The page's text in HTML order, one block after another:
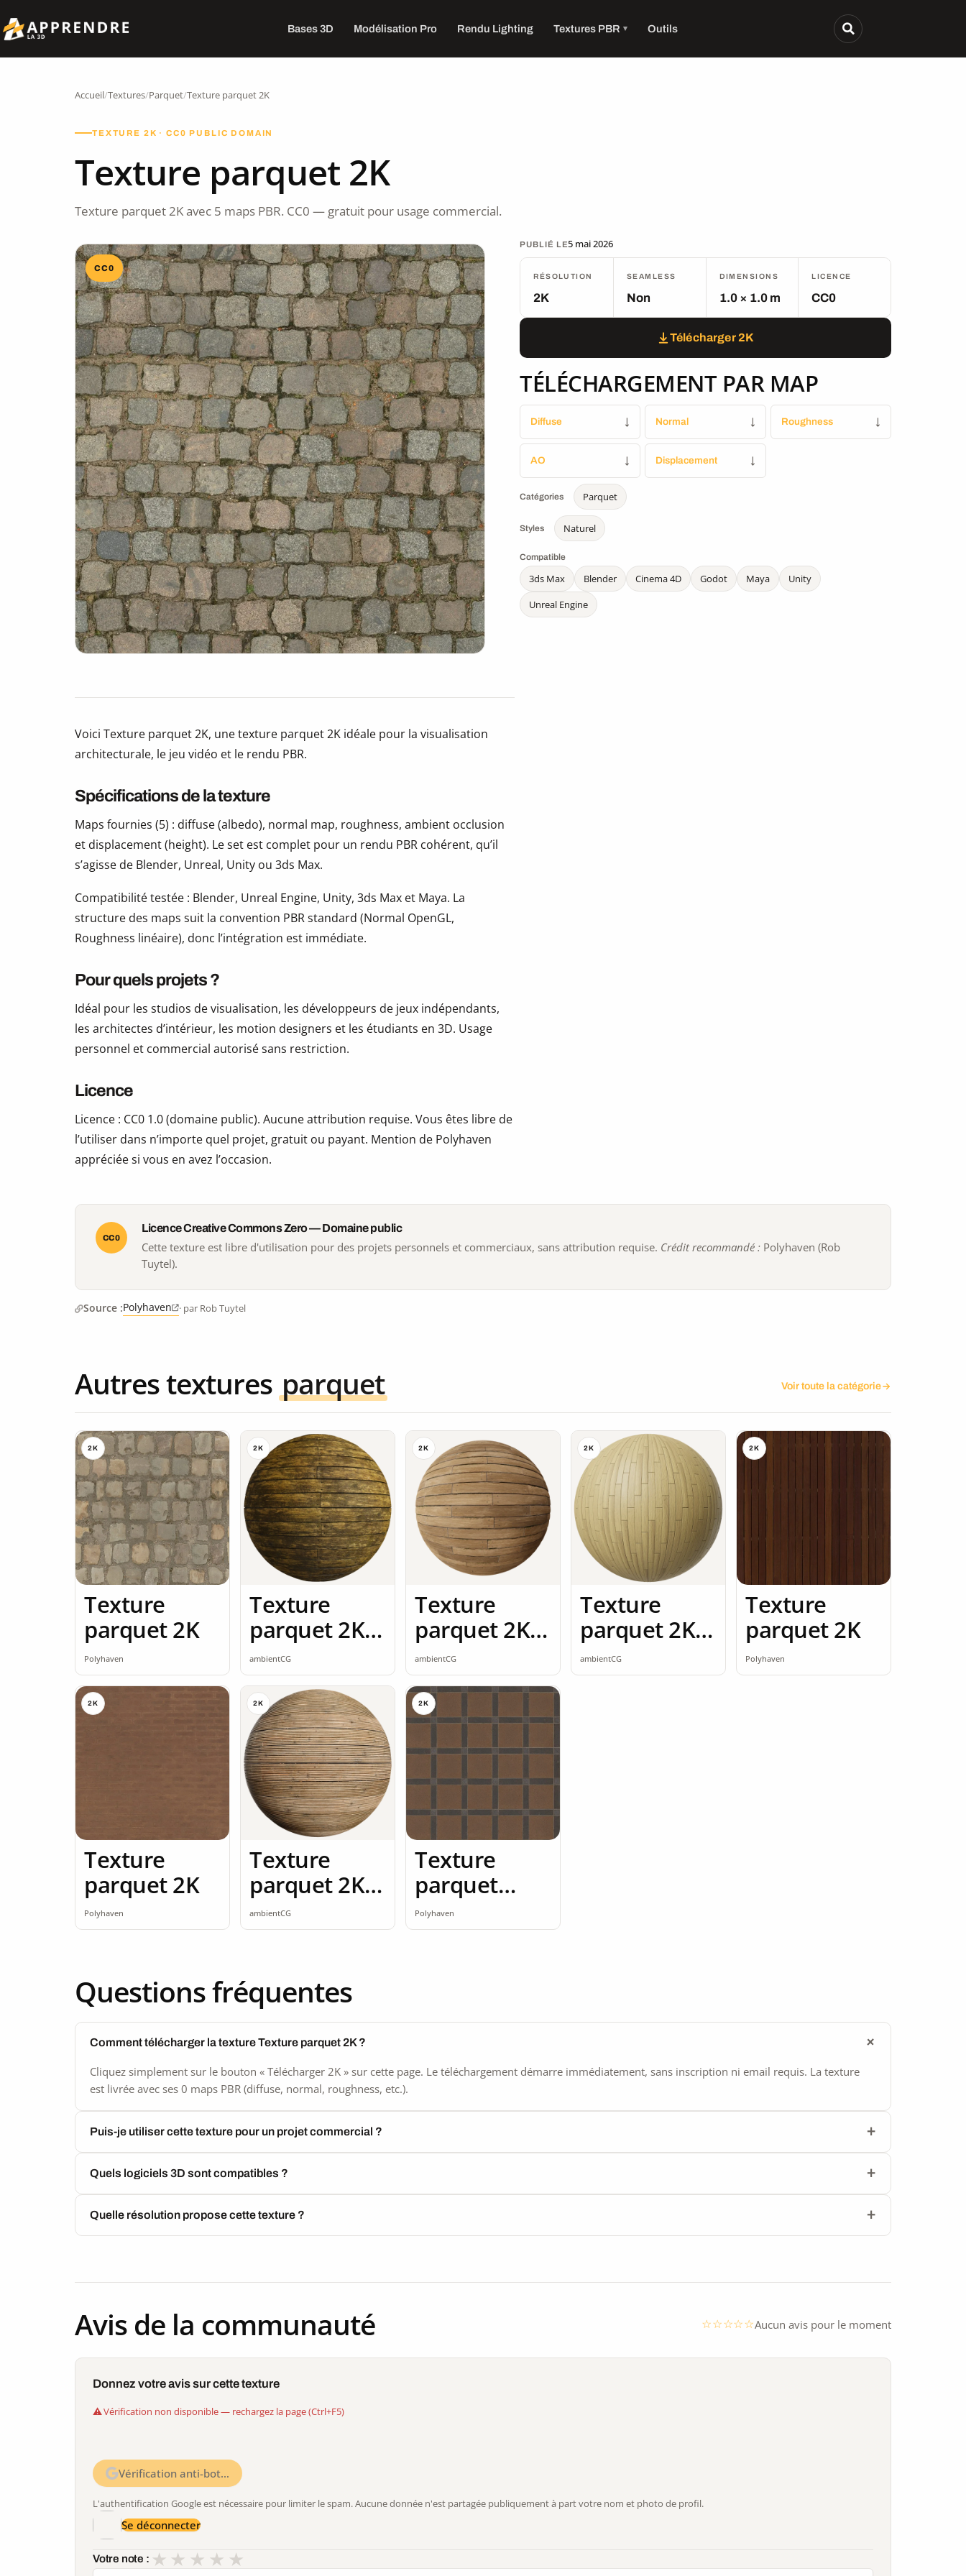
Bases 3D Modélisation Pro Rendu Lighting Textures PBR Outils
Accueil/Textures/Parquet/Texture parquet 2K
TEXTURE 2K · CC0 PUBLIC DOMAIN
Texture parquet 2K
Texture parquet 2K avec 5 maps PBR. CC0 — gratuit pour usage commercial.
CC0
PUBLIÉ LE5 mai 2026
RÉSOLUTION
2K
SEAMLESS
Non
DIMENSIONS
1.0 × 1.0 m
LICENCE
CC0
Télécharger 2K
TÉLÉCHARGEMENT PAR MAP
Diffuse ↓ Normal ↓ Roughness ↓
AO ↓ Displacement ↓
Catégories Parquet
Styles Naturel
Compatible
3ds Max Blender Cinema 4D Godot Maya
Unity
Unreal Engine
Voici Texture parquet 2K, une texture parquet 2K idéale pour la visualisation
architecturale, le jeu vidéo et le rendu PBR.
Spécifications de la texture
Maps fournies (5) : diffuse (albedo), normal map, roughness, ambient occlusion
et displacement (height). Le set est complet pour un rendu PBR cohérent, qu’il
s’agisse de Blender, Unreal, Unity ou 3ds Max.
Compatibilité testée : Blender, Unreal Engine, Unity, 3ds Max et Maya. La
structure des maps suit la convention PBR standard (Normal OpenGL,
Roughness linéaire), donc l’intégration est immédiate.
Pour quels projets ?
Idéal pour les studios de visualisation, les développeurs de jeux indépendants,
les architectes d’intérieur, les motion designers et les étudiants en 3D. Usage
personnel et commercial autorisé sans restriction.
Licence
Licence : CC0 1.0 (domaine public). Aucune attribution requise. Vous êtes libre de
l’utiliser dans n’importe quel projet, gratuit ou payant. Mention de Polyhaven
appréciée si vous en avez l’occasion.
CC0
Licence Creative Commons Zero — Domaine public
Cette texture est libre d'utilisation pour des projets personnels et commerciaux, sans attribution requise. Crédit recommandé : Polyhaven (Rob
Tuytel).
Source :Polyhaven · par Rob Tuytel
Autres textures parquet Voir toute la catégorie
2K
Texture
parquet 2K
Polyhaven
2K
Texture
parquet 2K
seamless
ambientCG
2K
Texture
parquet 2K
seamless
ambientCG
2K
Texture
parquet 2K
seamless
ambientCG
2K
Texture
parquet 2K
Polyhaven
2K
Texture
parquet 2K
Polyhaven
2K
Texture
parquet 2K
seamless
ambientCG
2K
Texture
parquet
granit 2K
Polyhaven
Questions fréquentes
Comment télécharger la texture Texture parquet 2K ?
Cliquez simplement sur le bouton « Télécharger 2K » sur cette page. Le téléchargement démarre immédiatement, sans inscription ni email requis. La texture
est livrée avec ses 0 maps PBR (diffuse, normal, roughness, etc.).
Puis-je utiliser cette texture pour un projet commercial ?
Quels logiciels 3D sont compatibles ?
Quelle résolution propose cette texture ?
Avis de la communauté Aucun avis pour le moment
Donnez votre avis sur cette texture
Vérification non disponible — rechargez la page (Ctrl+F5)
Vérification anti-bot…
L'authentification Google est nécessaire pour limiter le spam. Aucune donnée n'est partagée publiquement à part votre nom et photo de profil.
Se déconnecter
Votre note : ★
★
★
★
★